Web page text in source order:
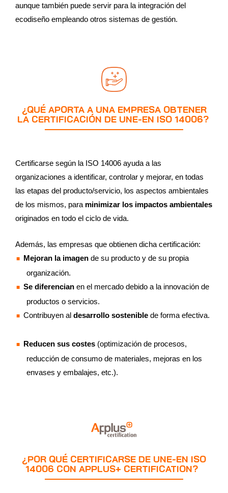
aunque también puede servir para la integración del
ecodiseño empleando otros sistemas de gestión.
¿QUÉ APORTA A UNA EMPRESA OBTENER
LA CERTIFICACIÓN DE UNE-EN ISO 14006?
Certificarse según la ISO 14006 ayuda a las
organizaciones a identificar, controlar y mejorar, en todas
las etapas del producto/servicio, los aspectos ambientales
de los mismos, para minimizar los impactos ambientales
originados en todo el ciclo de vida.
Además, las empresas que obtienen dicha certificación:
Mejoran la imagen de su producto y de su propia
organización.
Se diferencian en el mercado debido a la innovación de
productos o servicios.
Contribuyen al desarrollo sostenible de forma efectiva.
Reducen sus costes (optimización de procesos,
reducción de consumo de materiales, mejoras en los
envases y embalajes, etc.).
¿POR QUÉ CERTIFICARSE DE UNE-EN ISO
14006 CON APPLUS+ CERTIFICATION?